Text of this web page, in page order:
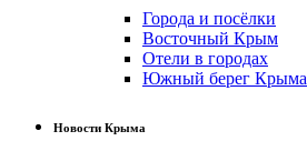
Города и посёлки
Восточный Крым
Отели в городах
Южный берег Крыма
Новости Крыма